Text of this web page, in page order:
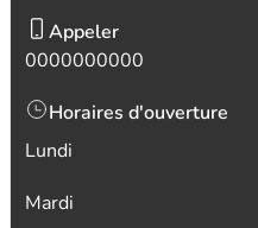
Appeler
0000000000
Horaires d'ouverture
Lundi
Mardi